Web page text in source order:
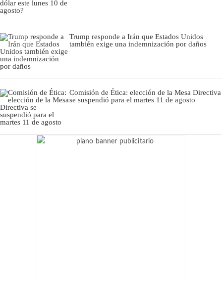
Trump responde a Irán que Estados Unidos
también exige una indemnización por daños
Comisión de Ética: elección de la Mesa Directiva
se suspendió para el martes 11 de agosto